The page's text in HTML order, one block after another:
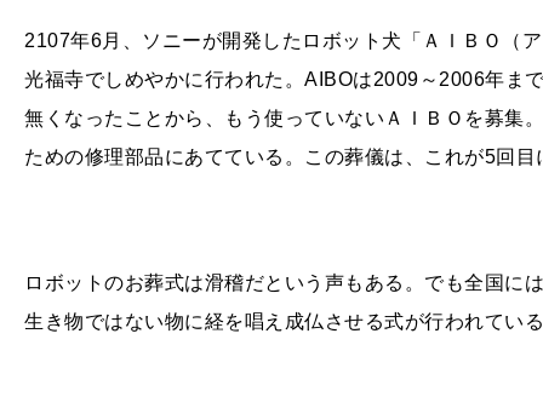
2107年6月、ソニーが開発したロボット犬「ＡＩＢＯ（
光福寺でしめやかに行われた。 AIBOは2009 ～ 2006年ま
無くなったことから、もう使っていないＡＩＢＯを募集
ための修理部品にあてている。この葬儀は、これが5回目
ロボットのお葬式は滑稽だという声もある。でも全国に
生き物ではない物に経を唱え成仏させる式が行われてい